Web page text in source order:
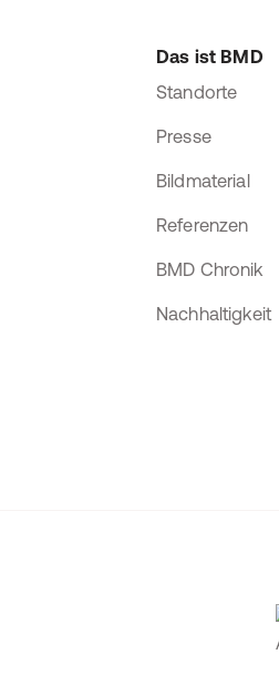
Das ist BMD
Standorte
Presse
Bildmaterial
Referenzen
BMD Chronik
Nachhaltigkeit